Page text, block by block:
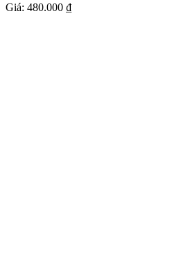
Giá: 480.000 ₫